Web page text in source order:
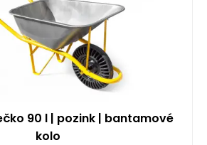
90 l | pozink | bantamové
kolo